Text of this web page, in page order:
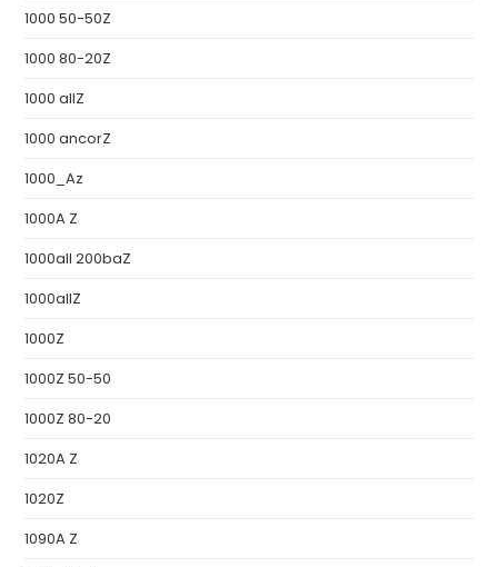
1000 50-50Z
1000 80-20Z
1000 allZ
1000 ancorZ
1000_Az
1000A Z
1000all 200baZ
1000allZ
1000Z
1000Z 50-50
1000Z 80-20
1020A Z
1020Z
1090A Z